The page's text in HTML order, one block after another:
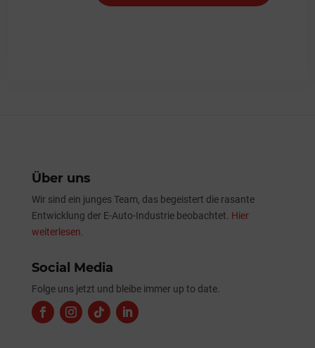
Über uns
Wir sind ein junges Team, das begeistert die rasante
Entwicklung der E-Auto-Industrie beobachtet. Hier
weiterlesen.
Social Media
Folge uns jetzt und bleibe immer up to date.